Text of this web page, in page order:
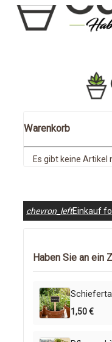
Warenkorb
Es gibt keine Artikel
chevron_leftEinkauf
Haben Sie an ein
1,50 €